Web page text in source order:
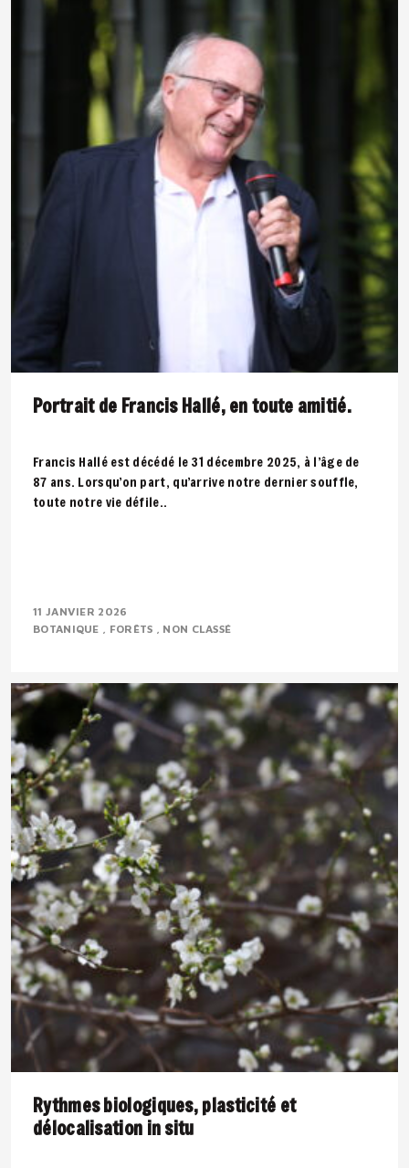
Portrait de Francis Hallé, en toute amitié.
Francis Hallé est décédé le 31 décembre 2025, à l’âge de
87 ans. Lorsqu’on part, qu’arrive notre dernier souffle,
toute notre vie défile..
11 JANVIER 2026
BOTANIQUE
FORÊTS NON CLASSÉ
Rythmes biologiques, plasticité et
délocalisation in situ